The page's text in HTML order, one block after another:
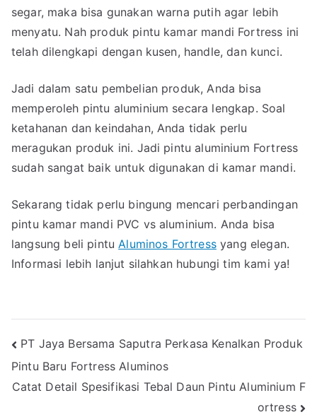
segar, maka bisa gunakan warna putih agar lebih
menyatu. Nah produk pintu kamar mandi Fortress ini
telah dilengkapi dengan kusen, handle, dan kunci.
Jadi dalam satu pembelian produk, Anda bisa
memperoleh pintu aluminium secara lengkap. Soal
ketahanan dan keindahan, Anda tidak perlu
meragukan produk ini. Jadi pintu aluminium Fortress
sudah sangat baik untuk digunakan di kamar mandi.
Sekarang tidak perlu bingung mencari perbandingan
pintu kamar mandi PVC vs aluminium. Anda bisa
langsung beli pintu Aluminos Fortressyang elegan.
Informasi lebih lanjut silahkan hubungi tim kami ya!
Navigasi
pos
PT Jaya Bersama Saputra Perkasa Kenalkan Produk
Pintu Baru Fortress Aluminos
Catat Detail Spesifikasi Tebal Daun Pintu Aluminium F
ortress